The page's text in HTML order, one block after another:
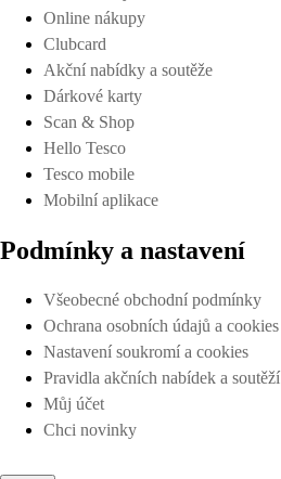
Online nákupy
Clubcard
Akční nabídky a soutěže
Dárkové karty
Scan & Shop
Hello Tesco
Tesco mobile
Mobilní aplikace
Podmínky a nastavení
Všeobecné obchodní podmínky
Ochrana osobních údajů a cookies
Nastavení soukromí a cookies
Pravidla akčních nabídek a soutěží
Můj účet
Chci novinky